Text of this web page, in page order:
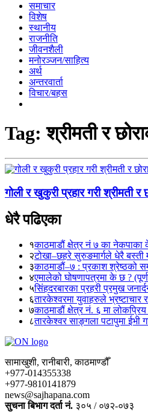
समाचार
विशेष
स्थानीय
राजनीति
जीवनशैली
मनोरञ्जन/साहित्य
अर्थ
अन्तरवार्ता
विचार/बहस
Tag:श्रीमती र
गोली र खुकुरी प्रहार गरी श्रीमती र
धेरै पढिएका
१काठमाडौं क्षेत्र नं ७ का नेकपाका
२टोखा–छहरे सुरुङमार्गले धेरै बस्ती
३काठमाडौं–७ : प्रकाश श्रेष्ठको
४एमालेको घोषणापत्रमा के छ ?
५सिंहदरबारका प्रहरी प्रमुख
६तारकेश्वरमा युवाहरुले भ्रष्टाचार
७काठमाडौं क्षेत्र नं. ६ मा
८तारकेश्वर साङ्गला पटापुमा ईभी
सामाखुशी, रानीबारी, काठमाण्डौँ
+977-014355338
+977-9810141879
news@sajhapana.com
सुचना बिभाग दर्ता नं. ३०५ / ०७२-०७३